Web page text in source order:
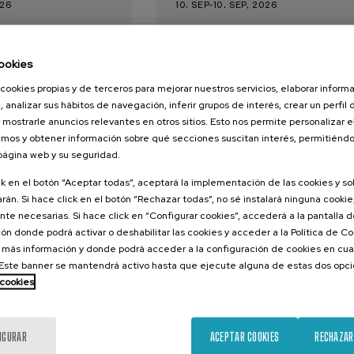
la acción
.
25 €
espera
matrícula
finalizado
10. SEP-10. SEP, 2026
Éxito
10 h. Euskera Español .
espera
matrícula
finalizado
propias y de terceros para mejorar nuestros servicios, elaborar
analizar sus hábitos de navegación, inferir grupos de interés, crear un perfil
anuncios relevantes en otros sitios. Esto nos permite personalizar
y obtener información sobre qué secciones suscitan interés,
web y su seguridad.
en el botón “Aceptar todas”, aceptará la implementación de las cookies y
Si hace click en el botón “Rechazar todas”, no sé instalará ninguna
necesarias. Si hace click en “Configurar cookies”, accederá a la pantalla
donde podrá activar o deshabilitar las cookies y acceder a la Política de
información y donde podrá acceder a la configuración de cookies en
banner se mantendrá activo hasta que ejecute alguna de estas dos
ACEPTAR COOKIES